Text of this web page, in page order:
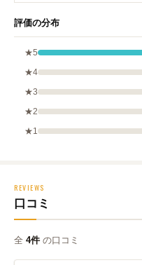
評価の分布
★5
★4
★3
★2
★1
REVIEWS
口コミ
全 4件 の口コミ